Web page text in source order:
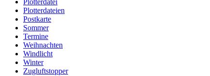
Plotterdatei
Plotterdateien
Postkarte
Sommer
Termine
Weihnachten
Windlicht
Winter
Zugluftstopper